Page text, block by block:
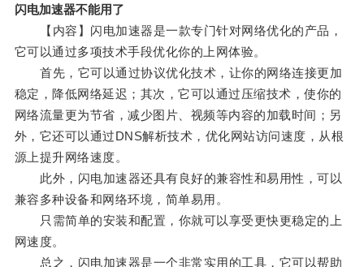
闪电加速器不能用了
【内容】闪电加速器是一款专门针对网络优化的产品，
它可以通过多项技术手段优化你的上网体验。
首先，它可以通过协议优化技术，让你的网络连接更加
稳定，降低网络延迟；其次，它可以通过压缩技术，使你的
网络流量更为节省，减少图片、视频等内容的加载时间；另
外，它还可以通过DNS解析技术，优化网站访问速度，从根
源上提升网络速度。
此外，闪电加速器还具有良好的兼容性和易用性，可以
兼容多种设备和网络环境，简单易用。
只需简单的安装和配置，你就可以享受更快更稳定的上
网速度。
总之，闪电加速器是一个非常实用的工具，它可以帮助